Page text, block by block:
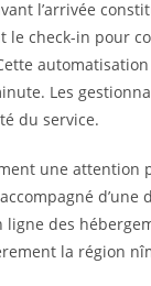
l’arrivée
check-in pour
Les
du service.
une
d’une
ligne des
la région